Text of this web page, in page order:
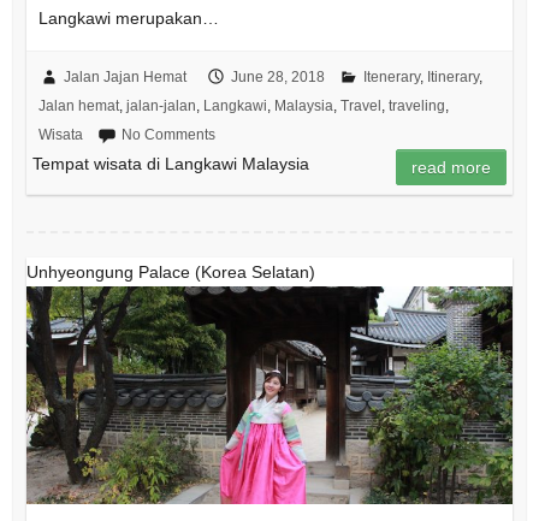
Langkawi merupakan…
Jalan Jajan Hemat June 28, 2018 Itenerary, Itinerary,
Jalan hemat, jalan-jalan Langkawi Malaysia Travel traveling
Wisata
No Comments
Tempat wisata di Langkawi Malaysia read more
Unhyeongung Palace (Korea Selatan)